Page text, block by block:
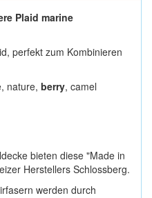
Plaid marine
perfekt zum Kombinieren
nature, berry, camel
bieten diese "Made in
Herstellers Schlossberg.
werden durch